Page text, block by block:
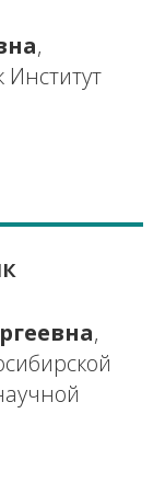
,
,